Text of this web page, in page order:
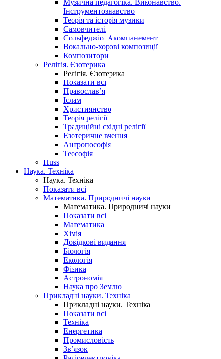
Музична педагогіка. Виконавство.
Інструментознавство
Теорія та історія музики
Самовчителі
Сольфеджіо. Акомпанемент
Вокально-хорові композиції
Композитори
Релігія. Єзотерика
Релігія. Єзотерика
Показати всі
Православ’я
Іслам
Християнство
Теорія релігії
Традиційні східні релігії
Езотеричне вчення
Антропософія
Теософія
Huss
Наука. Техніка
Наука. Техніка
Показати всі
Математика. Природничі науки
Математика. Природничі науки
Показати всі
Математика
Хімія
Довідкові видання
Біологія
Екологія
Фізика
Астрономія
Наука про Землю
Прикладні науки. Техніка
Прикладні науки. Техніка
Показати всі
Техніка
Енергетика
Промисловість
Зв’язок